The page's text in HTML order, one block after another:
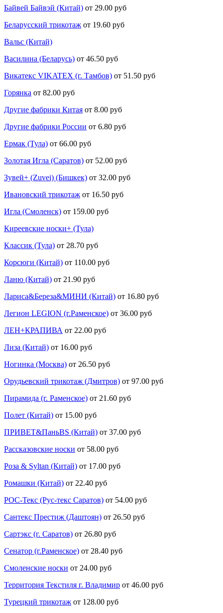
Байвей Байвэй (Китай) от 29.00 руб
Беларусский трикотаж от 19.60 руб
Вальс (Китай)
Василина (Беларусь) от 46.50 руб
Викатекс VIKATEX (г. Тамбов) от 51.50 руб
Горянка от 82.00 руб
Другие фабрики Китая от 8.00 руб
Другие фабрики России от 6.80 руб
Ермак (Тула) от 66.00 руб
Золотая Игла (Саратов) от 52.00 руб
Зувей+ (Zuvei) (Бишкек) от 32.00 руб
Ивановский трикотаж от 16.50 руб
Игла (Смоленск) от 159.00 руб
Киреевские носки+ (Тула)
Классик (Тула) от 28.70 руб
Корсюги (Китай) от 110.00 руб
Ланю (Китай) от 21.90 руб
Лариса&Береза&МИНИ (Китай) от 16.80 руб
Легион LEGION (г.Раменское) от 36.00 руб
ЛЕН+КРАПИВА от 22.00 руб
Лиза (Китай) от 16.00 руб
Ногинка (Москва) от 26.50 руб
Орудьевский трикотаж (Дмитров) от 97.00 руб
Пирамида (г. Раменское) от 21.60 руб
Полет (Китай) от 15.00 руб
ПРИВЕТ&ПаньBS (Китай) от 37.00 руб
Рассказовские носки от 58.00 руб
Роза & Syltan (Китай) от 17.00 руб
Ромашки (Китай) от 22.40 руб
РОС-Текс (Рус-текс Саратов) от 54.00 руб
Сантекс Престиж (Даштоян) от 26.50 руб
Сартэкс (г. Саратов) от 26.80 руб
Сенатор (г.Раменское) от 28.40 руб
Смоленские носки от 24.00 руб
Территория Текстиля г. Владимир от 46.00 руб
Турецкий трикотаж от 128.00 руб